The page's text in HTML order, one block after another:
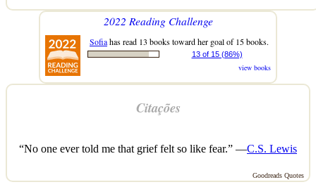
2022 Reading Challenge
Sofiahas read 13 books toward her goal of 15 books.
13 of 15 (86%)
view books
Citações
“No one ever told me that grief felt so like fear.” —C.S. Lewis
Goodreads Quotes